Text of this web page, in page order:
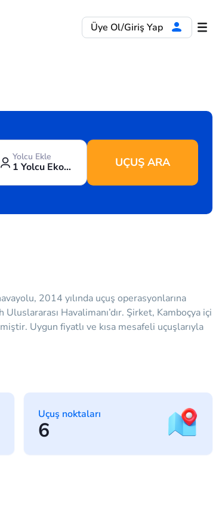
Üye Ol/Giriş Yap
Yolcu Ekle
1 Yolcu Ekonomi UÇUŞ ARA
2014 yılında uçuş operasyonlarına
Havalimanı’dır. Şirket, Kamboçya içi
Uygun fiyatlı ve kısa mesafeli uçuşlarıyla
Uçuş noktaları
6